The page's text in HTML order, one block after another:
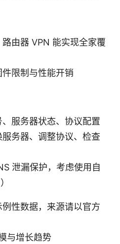
由器 VPN 能实现全家覆
限制与性能开销
服务器状态、协议配置
务器、调整协议、检查
泄漏保护，考虑使用自
性数据，来源请以官方
与增长趋势